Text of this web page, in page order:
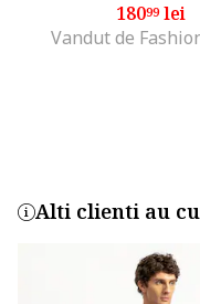
18099lei
Vandut de
Alti clienti au